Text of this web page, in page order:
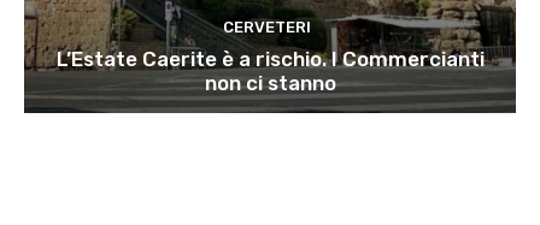
CERVETERI
L’Estate Caerite è a rischio. I Commercianti
non ci stanno